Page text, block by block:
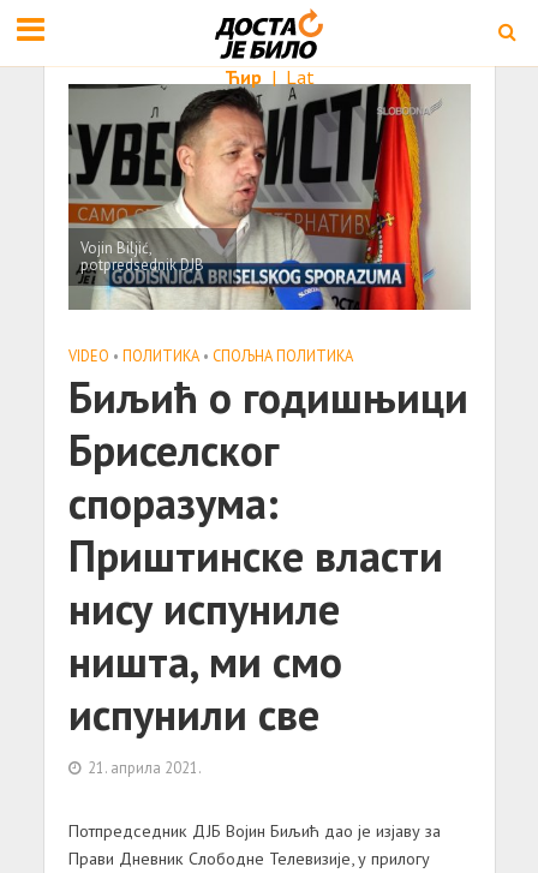
Ћир | Lat
Vojin Biljić,
potpredsednik DJB
VIDEO • ПОЛИТИКА • СПОЉНА ПОЛИТИКА
Биљић о годишњици
Бриселског
споразума:
Приштинске власти
нису испуниле
ништа, ми смо
испунили све
21. априла 2021.
Потпредседник ДЈБ Војин Биљић дао је изјаву за
Прави Дневник Слободне Телевизије, у прилогу